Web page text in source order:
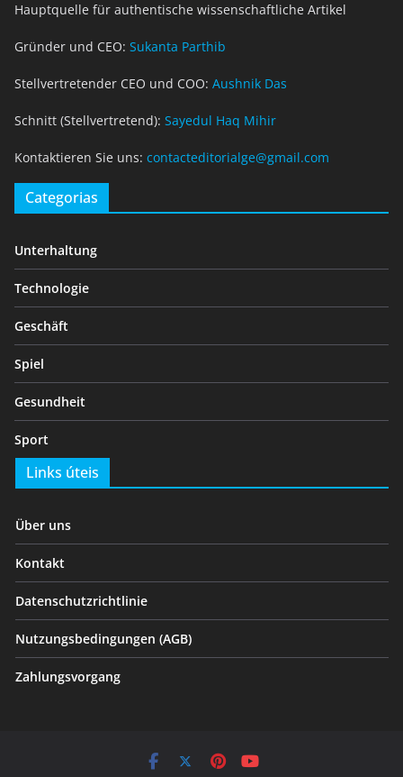
Hauptquelle für authentische wissenschaftliche Artikel
Gründer und CEO: Sukanta Parthib
Stellvertretender CEO und COO: Aushnik Das
Schnitt (Stellvertretend): Sayedul Haq Mihir
Kontaktieren Sie uns: contacteditorialge@gmail.com
Categorias
Unterhaltung
Technologie
Geschäft
Spiel
Gesundheit
Sport
Links úteis
Über uns
Kontakt
Datenschutzrichtlinie
Nutzungsbedingungen (AGB)
Zahlungsvorgang